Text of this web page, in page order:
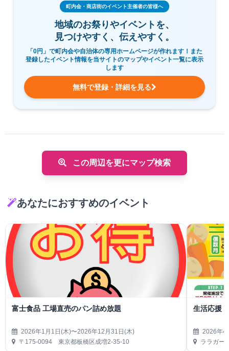
町内会・商店街のイベント主催者の皆様へ
地域のお祭りやイベントを、
見つけやすく、伝えやすく。
「0円」で町内会や自治体の専用ホームページが作れます！また
登録したイベント情報を当サイトのマップやイベント一覧に表示
します
無料で登録・詳細を見る
この周辺を更にマップ検索
あなたにおすすめのイベント
富士食品 工場直売のパン詰め放題
2026年1月1日(木)〜2026年12月31日(木)
〒175-0094 東京都板橋区成増2-35-10
生活応援
2026年4
ララガー